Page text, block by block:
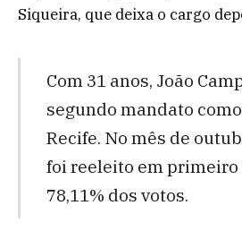
Siqueira, que deixa o cargo
Com 31 anos, João
segundo mandato
Recife. No mês de
foi reeleito em primeiro
78,11% dos votos.